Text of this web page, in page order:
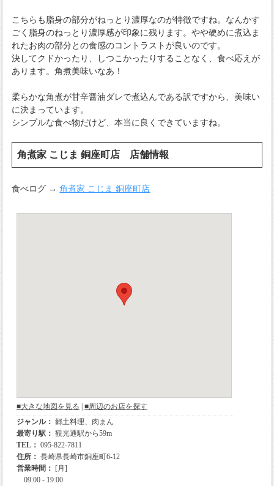
こちらも脂身の部分がねっとり濃厚なのが特徴ですね。なんかす
ごく脂身のねっとり濃厚感が印象に残ります。やや硬めに煮込ま
れたお肉の部分との食感のコントラストが良いのです。
決してクドかったり、しつこかったりすることなく、食べ応えが
あります。角煮美味いなあ！
柔らかな角煮が甘辛醤油ダレで煮込んである訳ですから、美味い
に決まっています。
シンプルな食べ物だけど、本当に良くできていますね。
角煮家 こじま 銅座町店 店舗情報
食べログ →角煮家 こじま 銅座町店